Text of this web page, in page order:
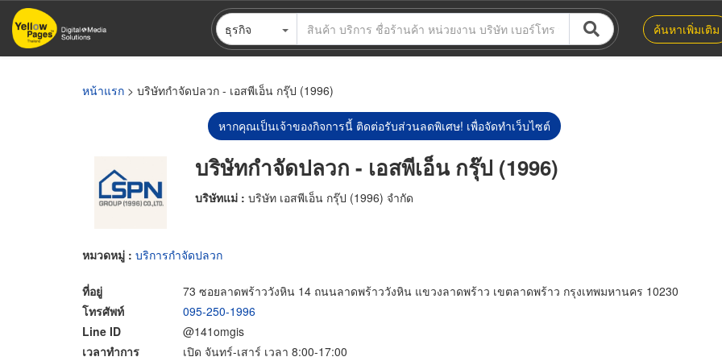
ข้าม
ไป
ธุรกิจ ค้นหาเพิ่มเติม
หน้าแรก > บริษัทกำจัดปลวก - เอสพีเอ็น กรุ๊ป (1996)
หากคุณเป็นเจ้าของกิจการนี้ ติดต่อรับส่วนลดพิเศษ! เพื่อจัดทำเว็บไซต์
บริษัทกำจัดปลวก - เอสพีเอ็น กรุ๊ป (1996)
บริษัทแม่ : บริษัท เอสพีเอ็น กรุ๊ป (1996) จำกัด
หมวดหมู่ : บริการกำจัดปลวก
ที่อยู่
73 ซอยลาดพร้าววังหิน 14 ถนนลาดพร้าววังหิน แขวงลาดพร้าว เขตลาดพร้าว กรุงเทพมหานคร 10230
โทรศัพท์
095-250-1996
Line ID
@141omgis
เวลาทำการ
เปิด จันทร์-เสาร์ เวลา 8:00-17:00